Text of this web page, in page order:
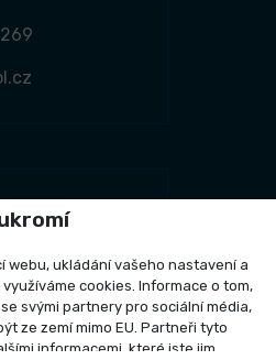
webu, ukládání vašeho nastavení a
cookies. Informace o tom,
svými partnery pro sociální média,
ze zemí mimo EU. Partneři tyto
informacemi, které jste jim